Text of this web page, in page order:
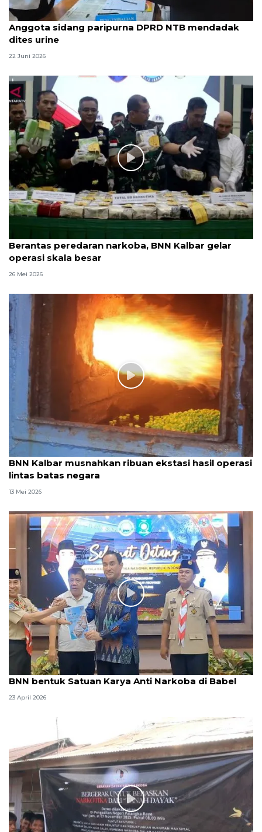
Anggota sidang paripurna DPRD NTB mendadak
dites urine
22 Juni 2026
Berantas peredaran narkoba, BNN Kalbar gelar
operasi skala besar
26 Mei 2026
BNN Kalbar musnahkan ribuan ekstasi hasil operasi
lintas batas negara
13 Mei 2026
BNN bentuk Satuan Karya Anti Narkoba di Babel
23 April 2026